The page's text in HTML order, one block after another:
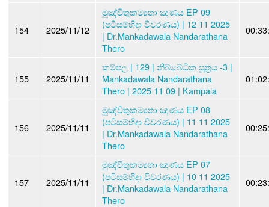
154 2025/11/12
මුඤ්චිතුකම්‍යතා ඤාණය EP 09
(පටිසම්භිදා විවරණය) | 12 11 2025
| Dr.Mankadawala Nandarathana
Thero
155 2025/11/11
කම්පල | 129 | නිබ්බේධික සූත්‍රය -3 |
Mankadawala Nandarathana
Thero | 2025 11 09 | Kampala
156 2025/11/11
මුඤ්චිතුකම්‍යතා ඤාණය EP 08
(පටිසම්භිදා විවරණය) | 11 11 2025
| Dr.Mankadawala Nandarathana
Thero
157 2025/11/11
මුඤ්චිතුකම්‍යතා ඤාණය EP 07
(පටිසම්භිදා විවරණය) | 10 11 2025
| Dr.Mankadawala Nandarathana
Thero